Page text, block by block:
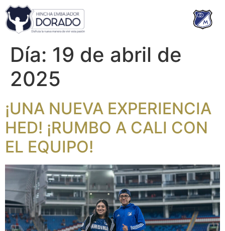
Día: 19 de abril de
2025
¡UNA NUEVA EXPERIENCIA
HED! ¡RUMBO A CALI CON
EL EQUIPO!